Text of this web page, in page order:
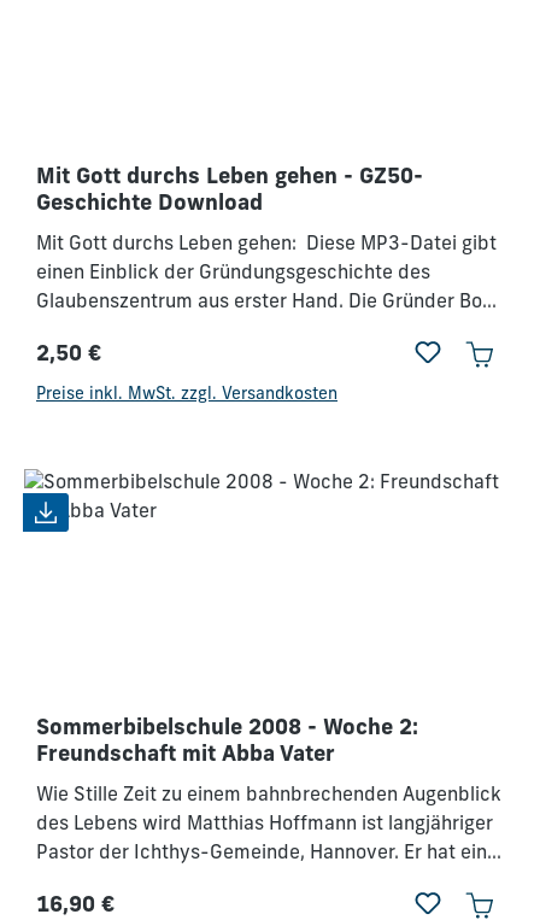
Mit Gott durchs Leben gehen - GZ50-
Geschichte Download
Mit Gott durchs Leben gehen: Diese MP3-Datei gibt
einen Einblick der Gründungsgeschichte des
Glaubenszentrum aus erster Hand. Die Gründer Bob
sie die Gründung des Werkes erlebt und vor allem
Gott darin erlebt haben. Du willst mehr über die
Regulärer Preis:
2,50 €
Preise inkl. MwSt. zzgl. Versandkosten
Sommerbibelschule 2008 - Woche 2:
Freundschaft mit Abba Vater
Wie Stille Zeit zu einem bahnbrechenden Augenblick
des Lebens wird Matthias Hoffmann ist langjähriger
Pastor der Ichthys-Gemeinde, Hannover. Er hat eine
Gottes zu vermitteln. Inhalt:Plenen - Wie ist Gott-
16,90 €